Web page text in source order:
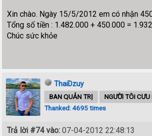
Xin chào. Ngày 15/5/2012 em có nhận
Tổng số tiền : 1.482.000 + 450.000 =
Chúc sức khỏe
ThaiDzuy
BAN QUẢN TRỊ
NGƯỜI TÔI
Thanked: 4695 times
Trả lời #74 vào: 07-04-2012 22:48:13